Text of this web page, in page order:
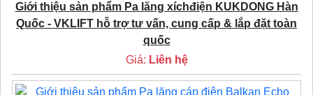
Giới thiệu sản phẩm Pa lăng xíchđiện KUKDONG Hàn
Quốc - VKLIFT hỗ trợ tư vấn, cung cấp & lắp đặt toàn
quốc
Giá: Liên hệ